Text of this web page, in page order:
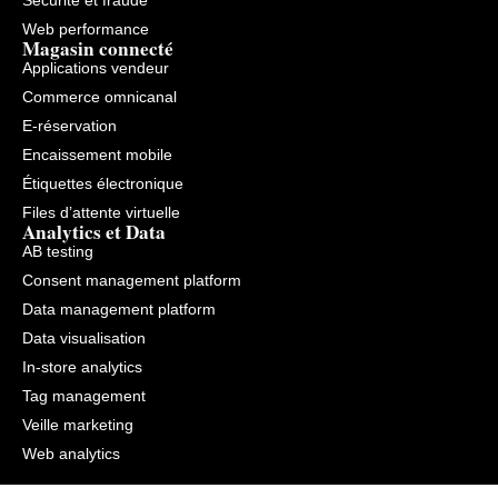
Web performance
Magasin connecté
Applications vendeur
Commerce omnicanal
E-réservation
Encaissement mobile
Étiquettes électronique
Files d’attente virtuelle
Analytics et Data
AB testing
Consent management platform
Data management platform
Data visualisation
In-store analytics
Tag management
Veille marketing
Web analytics